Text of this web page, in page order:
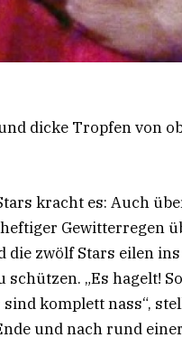
dicke Tropfen von
kracht es: Auch
Gewitterregen
zwölf Stars eilen
„Es hagelt!
komplett nass“,
und nach rund